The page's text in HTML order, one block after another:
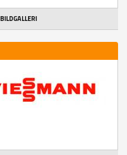
BILDGALLERI